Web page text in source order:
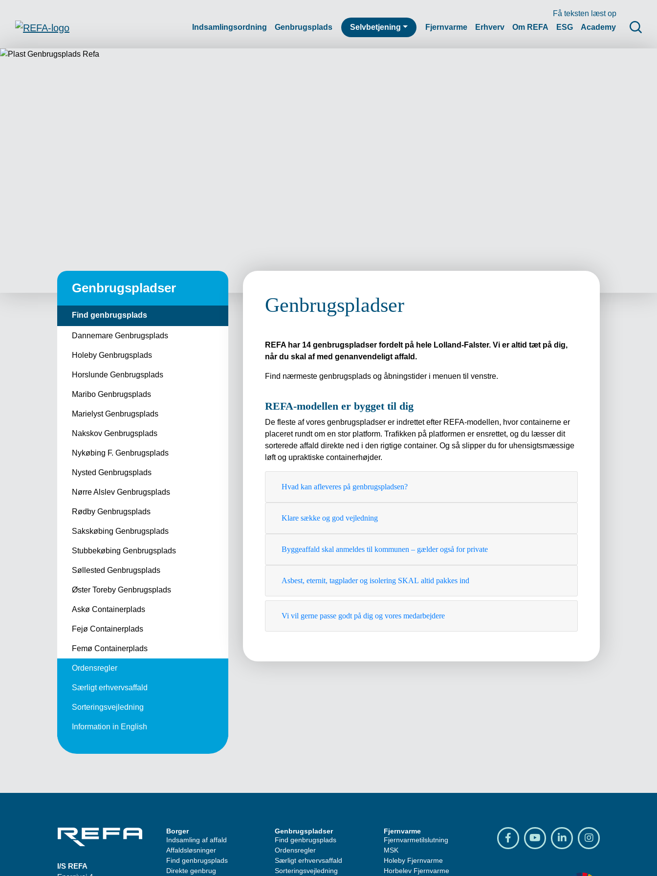
Indsamlingsordning Genbrugsplads Selvbetjening Fjernvarme Erhverv Om REFA ESG Academy
Få teksten læst op
Genbrugspladser
Find genbrugsplads
Dannemare Genbrugsplads
Holeby Genbrugsplads
Horslunde Genbrugsplads
Maribo Genbrugsplads
Marielyst Genbrugsplads
Nakskov Genbrugsplads
Nykøbing F. Genbrugsplads
Nysted Genbrugsplads
Nørre Alslev Genbrugsplads
Rødby Genbrugsplads
Sakskøbing Genbrugsplads
Stubbekøbing Genbrugsplads
Søllested Genbrugsplads
Øster Toreby Genbrugsplads
Askø Containerplads
Fejø Containerplads
Femø Containerplads
Ordensregler
Særligt erhvervsaffald
Sorteringsvejledning
Information in English
Genbrugspladser
REFA har 14 genbrugspladser fordelt på hele Lolland-Falster. Vi er altid tæt på dig,
når du skal af med genanvendeligt affald.
Find nærmeste genbrugsplads og åbningstider i menuen til venstre.
REFA-modellen er bygget til dig
De fleste af vores genbrugspladser er indrettet efter REFA-modellen, hvor containerne er
placeret rundt om en stor platform. Trafikken på platformen er ensrettet, og du læsser dit
sorterede affald direkte ned i den rigtige container. Og så slipper du for uhensigtsmæssige
løft og upraktiske containerhøjder.
Hvad kan afleveres på genbrugspladsen?
Klare sække og god vejledning
Byggeaffald skal anmeldes til kommunen – gælder også for private
Asbest, eternit, tagplader og isolering SKAL altid pakkes ind
Vi vil gerne passe godt på dig og vores medarbejdere
I/S REFA
Borger
Indsamling af affald
Affaldsløsninger
Find genbrugsplads
Direkte genbrug
Genbrugspladser
Find genbrugsplads
Ordensregler
Særligt erhvervsaffald
Sorteringsvejledning
Fjernvarme
Fjernvarme­tilslutning
MSK
Holeby Fjernvarme
Horbelev Fjernvarme